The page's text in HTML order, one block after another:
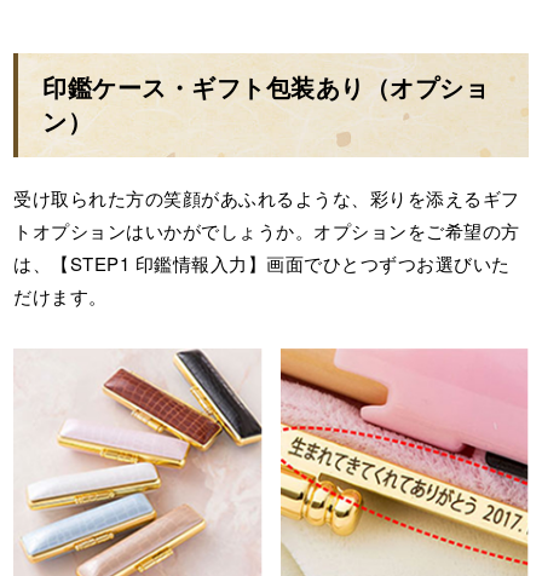
印鑑ケース・ギフト包装あり（オプショ
ン）
受け取られた方の笑顔があふれるような、彩りを添えるギフ
トオプションはいかがでしょうか。オプションをご希望の方
は、【STEP1 印鑑情報入力】画面でひとつずつお選びいた
だけます。